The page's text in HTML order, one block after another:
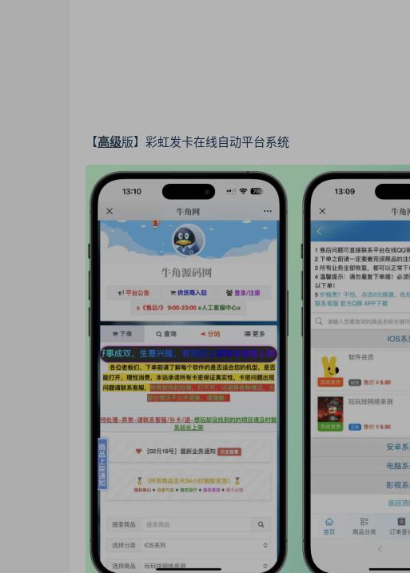
【高级版】彩虹发卡在线自动平台系统